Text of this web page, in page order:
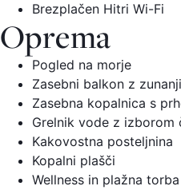
Brezplačen Hitri Wi-Fi
Oprema
Pogled na morje
Zasebni balkon z
Zasebna kopalnica s
Grelnik vode z izborom
Kakovostna posteljnina
Kopalni plašči
Wellness in plažna